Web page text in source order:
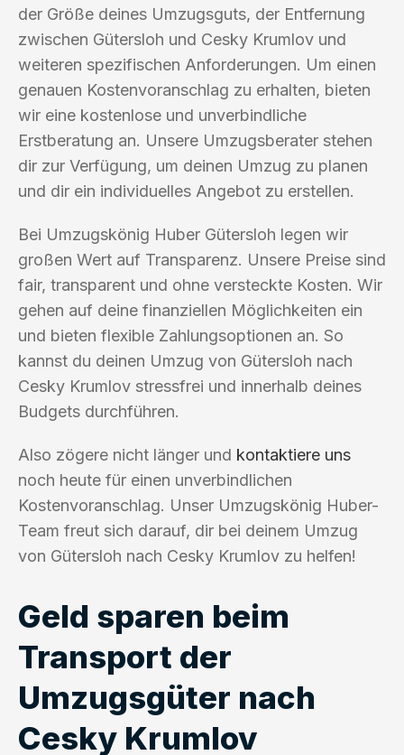
der Größe deines Umzugsguts, der Entfernung
zwischen Gütersloh und Cesky Krumlov und
weiteren spezifischen Anforderungen. Um einen
genauen Kostenvoranschlag zu erhalten, bieten
wir eine kostenlose und unverbindliche
Erstberatung an. Unsere Umzugsberater stehen
dir zur Verfügung, um deinen Umzug zu planen
und dir ein individuelles Angebot zu erstellen.
Bei Umzugskönig Huber Gütersloh legen wir
großen Wert auf Transparenz. Unsere Preise sind
fair, transparent und ohne versteckte Kosten. Wir
gehen auf deine finanziellen Möglichkeiten ein
und bieten flexible Zahlungsoptionen an. So
kannst du deinen Umzug von Gütersloh nach
Cesky Krumlov stressfrei und innerhalb deines
Budgets durchführen.
Also zögere nicht länger und kontaktiere uns
noch heute für einen unverbindlichen
Kostenvoranschlag. Unser Umzugskönig Huber-
Team freut sich darauf, dir bei deinem Umzug
von Gütersloh nach Cesky Krumlov zu helfen!
Geld sparen beim
Transport der
Umzugsgüter nach
Cesky Krumlov